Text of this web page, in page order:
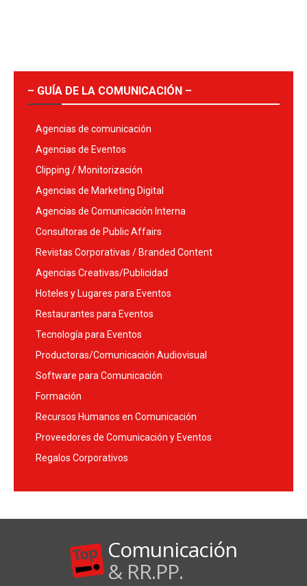
– GUÍA DE LA COMUNICACIÓN –
Agencias de comunicación
Agencias de Eventos
Clipping / Monitorización
Agencias de Marketing Digital
Agencias de Comunicación Interna
Consultoras de Public Affairs
Revistas Corporativas / Branded Content
Agencias Creativas/Publicidad
Hoteles y Lugares para Eventos
Restaurantes para Eventos
Tecnología para Eventos
Productoras/Comunicación Audiovisual
Software para Comunicación
Formación
Recursos Humanos en Comunicación
Proveedores de Comunicación y Eventos
Regalos Corporativos
Comunicación
& RR.PP.